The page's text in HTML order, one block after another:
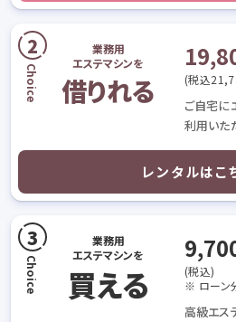
業務用
エステマシンを
借りれる
(税込
ご自宅に
利用いた
レンタルはこ
業務用
エステマシンを
買える
(税込)
※ ローン
高級エス